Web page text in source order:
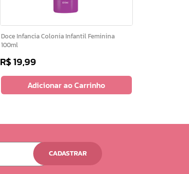
Doce Infancia Colonia Infantil Feminina
100ml
R$19,99
Adicionar ao Carrinho
CADASTRAR